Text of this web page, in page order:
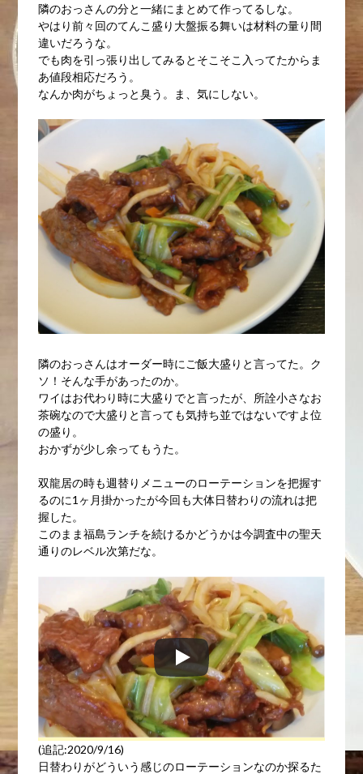
隣のおっさんの分と一緒にまとめて作ってるしな。
やはり前々回のてんこ盛り大盤振る舞いは材料の量り間
違いだろうな。
でも肉を引っ張り出してみるとそこそこ入ってたからま
あ値段相応だろう。
なんか肉がちょっと臭う。ま、気にしない。
隣のおっさんはオーダー時にご飯大盛りと言ってた。ク
ソ！そんな手があったのか。
ワイはお代わり時に大盛りでと言ったが、所詮小さなお
茶碗なので大盛りと言っても気持ち並ではないですよ位
の盛り。
おかずが少し余ってもうた。
双龍居の時も週替りメニューのローテーションを把握す
るのに1ヶ月掛かったが今回も大体日替わりの流れは把
握した。
このまま福島ランチを続けるかどうかは今調査中の聖天
通りのレベル次第だな。
(追記:2020/9/16)
日替わりがどういう感じのローテーションなのか探るた